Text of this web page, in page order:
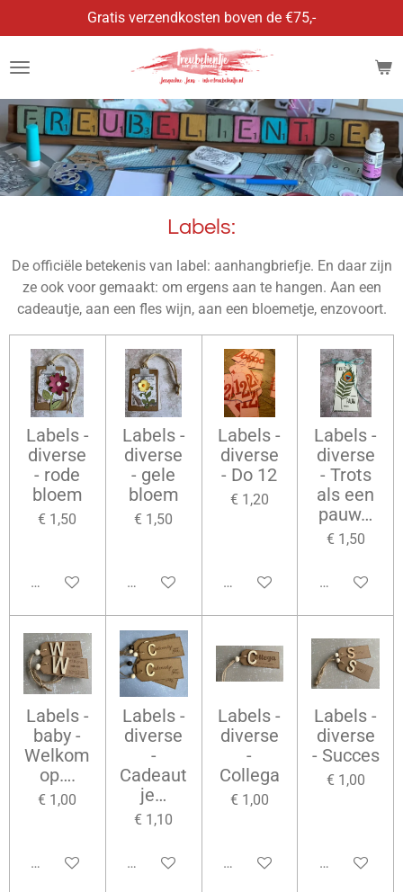
direct
naar
hoofdinhoud
Gratis verzendkosten boven de €75,-
Labels:
De officiële betekenis van label: aanhangbriefje. En daar zijn
ze ook voor gemaakt: om ergens aan te hangen. Aan een
cadeautje, aan een fles wijn, aan een bloemetje, enzovoort.
Labels -
diverse
- rode
bloem
€ 1,50
Bekijk details
Labels -
diverse
- gele
bloem
€ 1,50
Bekijk details
Labels -
diverse
- Do 12
€ 1,20
Bekijk details
Labels -
diverse
- Trots
als een
pauw…
€ 1,50
Bekijk details
Labels -
baby -
Welkom
op….
€ 1,00
Bekijk details
Labels -
diverse
-
Cadeaut
je…
€ 1,10
Bekijk details
Labels -
diverse
-
Collega
€ 1,00
Bekijk details
Labels -
diverse
- Succes
€ 1,00
Bekijk details